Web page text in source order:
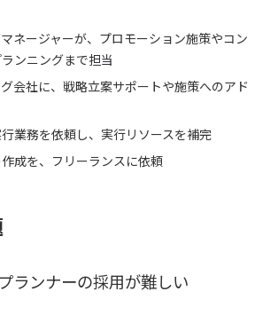
ネージャーが、プロモーション施策やコン
ンニングまで担当
会社に、戦略立案サポートや施策へのアド
業務を依頼し、実行リソースを補完
成を、フリーランスに依頼
ランナーの採用が難しい